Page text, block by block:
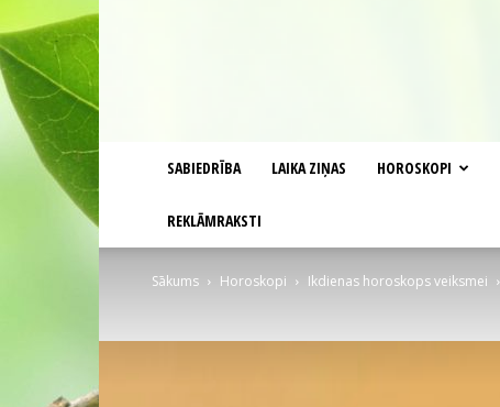
SABIEDRĪBA LAIKA ZIŅAS HOROSKOPI
REKLĀMRAKSTI
Sākums Horoskopi Ikdienas horoskops veiksmei